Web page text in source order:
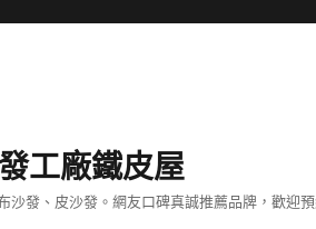
工廠鐵皮屋
沙發、皮沙發。網友口碑真誠推薦品牌，歡迎